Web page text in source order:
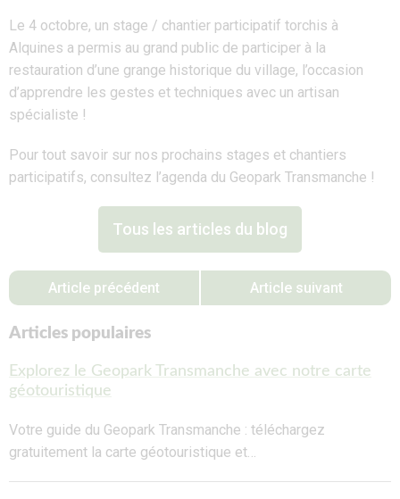
Le 4 octobre, un stage / chantier participatif torchis à
Alquines a permis au grand public de participer à la
restauration d’une grange historique du village, l’occasion
d’apprendre les gestes et techniques avec un artisan
spécialiste !
Pour tout savoir sur nos prochains stages et chantiers
participatifs, consultez l’agenda du Geopark Transmanche !
Tous les articles du blog
Article précédent Article suivant
Articles populaires
Explorez le Geopark Transmanche avec notre carte
géotouristique
Votre guide du Geopark Transmanche : téléchargez
gratuitement la carte géotouristique et…